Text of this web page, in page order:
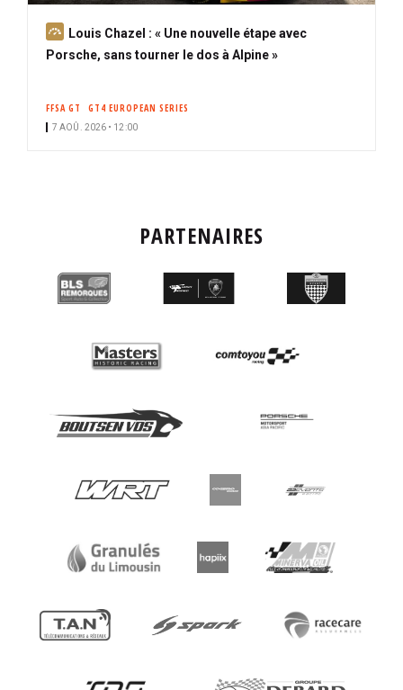
A
b
Louis Chazel : « Une nouvelle étape avec
Porsche, sans tourner le dos à Alpine »
FFSA GT GT4 EUROPEAN SERIES
7 AOÛ. 2026 • 12:00
PARTENAIRES